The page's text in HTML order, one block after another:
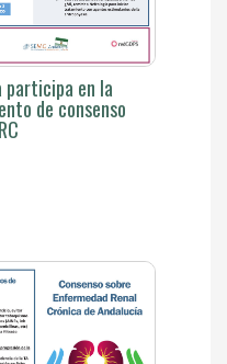
participa en la
de consenso